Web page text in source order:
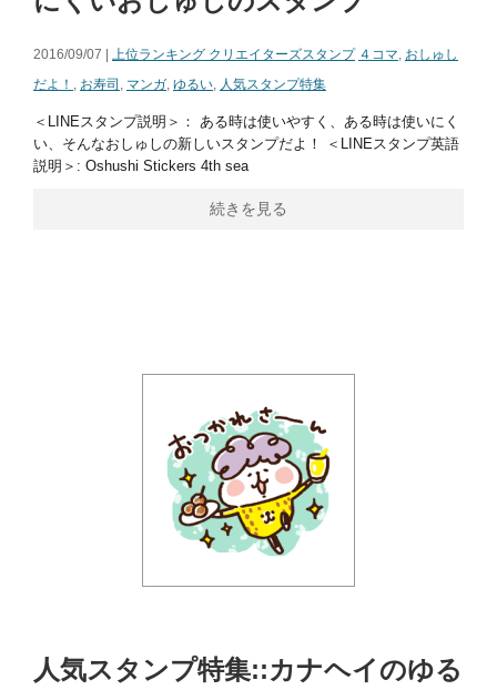
2016/09/07 | 上位ランキング クリエイターズスタンプ ４コマ, おしゅし
だよ！ , お寿司 , マンガ, ゆるい, 人気スタンプ特集
＜LINEスタンプ説明＞： ある時は使いやすく、ある時は使いにく
い、そんなおしゅしの新しいスタンプだよ！ ＜LINEスタンプ英語
説明＞: Oshushi Stickers 4th sea
続きを見る
人気スタンプ特集::カナヘイのゆる